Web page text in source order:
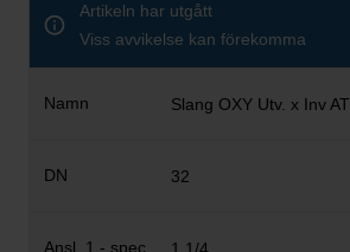
Artikeln har utgått
Viss avvikelse kan förekomma
Slang OXY Utv. x Inv AT
32